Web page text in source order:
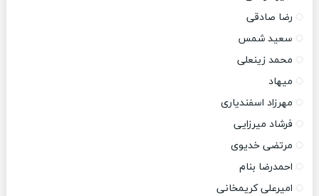
رضا صادقی
سعید شمس
محمد زینعلی
میهاد
مهرزاد اسفندیاری
فرشاد میرزایی
مرتضی خدیوی
احمدرضا بنام
امیرعلی کریمخانی